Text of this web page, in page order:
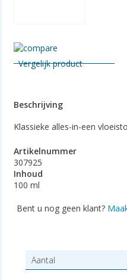
Vergelijk product
Beschrijving
Klassieke alles-in-een
Artikelnummer
307925
Inhoud
100 ml
Bent u nog geen klant?